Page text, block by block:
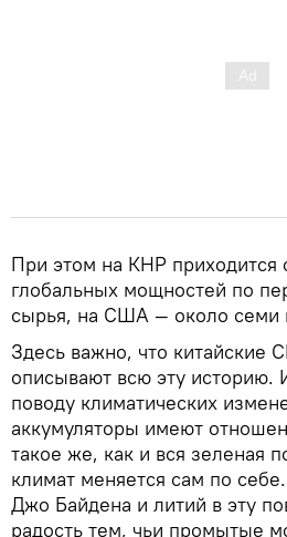
При этом на КНР
глобальных мощностей по
сырья, на США — около семи
Здесь важно, что китайские
описывают всю эту историю.
поводу климатических
аккумуляторы имеют
такое же, как и вся зеленая
климат меняется сам по
Джо Байдена и литий в эту
радость тем, чьи промытые